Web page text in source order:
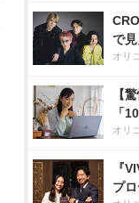
で
オリ
【
「
オリ
『
プ